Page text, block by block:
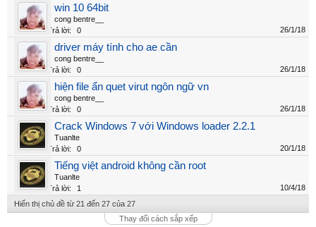
win 10 64bit
cong bentre__
Trả lời:
0 26/1/18
driver máy tính cho ae cần
cong bentre__
Trả lời:
0 26/1/18
hiện file ẩn quet virut ngôn ngữ vn
cong bentre__
Trả lời:
0 26/1/18
Crack Windows 7 với Windows loader 2.2.1
Tuanlte
Trả lời:
0 20/1/18
Tiếng việt android không cần root
Tuanlte
Trả lời:
1
10/4/18
Hiển thị chủ đề từ 21 đến 27 của 27
Thay đổi cách sắp xếp